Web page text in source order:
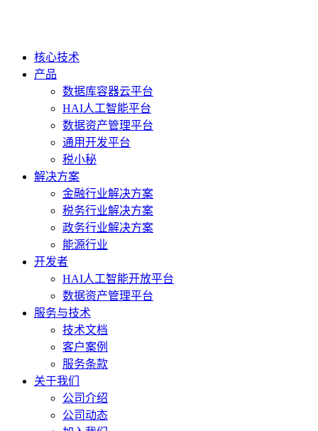
核心技术
产品
数据库容器云平台
HAI人工智能平台
数据资产管理平台
通用开发平台
税小秘
解决方案
金融行业解决方案
税务行业解决方案
政务行业解决方案
能源行业
开发者
HAI人工智能开放平台
数据资产管理平台
服务与技术
技术文档
客户案例
服务条款
关于我们
公司介绍
公司动态